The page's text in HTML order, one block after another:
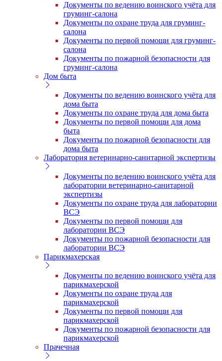
Документы по ведению воинского учёта для
груминг-салона
Документы по охране труда для груминг-
салона
Документы по первой помощи для груминг-
салона
Документы по пожарной безопасности для
груминг-салона
Дом быта
Документы по ведению воинского учёта для
дома быта
Документы по охране труда для дома быта
Документы по первой помощи для дома
быта
Документы по пожарной безопасности для
дома быта
Лаборатория ветеринарно-санитарной экспертизы
Документы по ведению воинского учёта для
лаборатории ветеринарно-санитарной
экспертизы
Документы по охране труда для лаборатории
ВСЭ
Документы по первой помощи для
лаборатории ВСЭ
Документы по пожарной безопасности для
лаборатории ВСЭ
Парикмахерская
Документы по ведению воинского учёта для
парикмахерской
Документы по охране труда для
парикмахерской
Документы по первой помощи для
парикмахерской
Документы по пожарной безопасности для
парикмахерской
Прачечная